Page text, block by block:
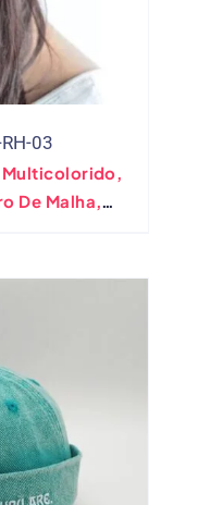
03
Multicolorido,
De Malha,